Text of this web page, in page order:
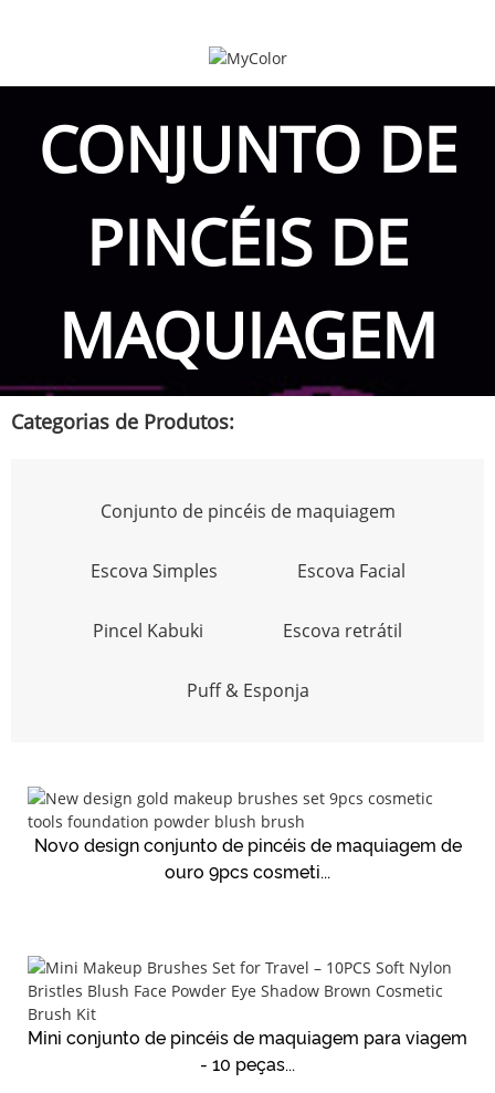
CONJUNTO DE
PINCÉIS DE
MAQUIAGEM
Categorias de Produtos:
Conjunto de pincéis de maquiagem
Escova Simples Escova Facial
Pincel Kabuki Escova retrátil
Puff & Esponja
Novo design conjunto de pincéis de maquiagem de
ouro 9pcs cosmeti...
Mini conjunto de pincéis de maquiagem para viagem
- 10 peças...